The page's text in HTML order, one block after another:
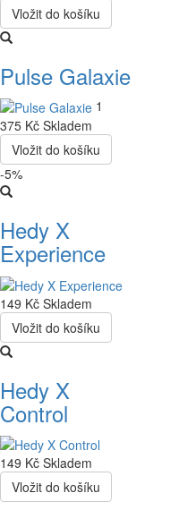
Vložit do košíku
Pulse Galaxie
1
375 Kč Skladem
Vložit do košíku
-5%
Hedy X
Experience
149 Kč Skladem
Vložit do košíku
Hedy X
Control
149 Kč Skladem
Vložit do košíku